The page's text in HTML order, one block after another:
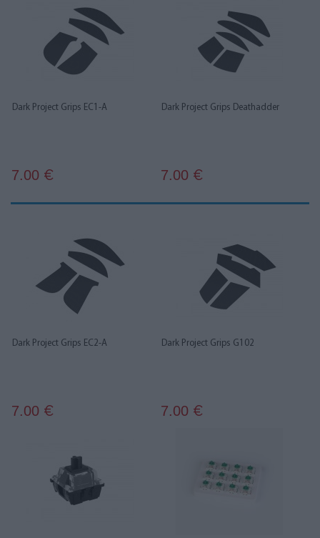
Dark Project Grips EC1-A
7.00 €
Dark Project Grips Deathadder
7.00 €
Dark Project Grips EC2-A
7.00 €
Dark Project Grips G102
7.00 €